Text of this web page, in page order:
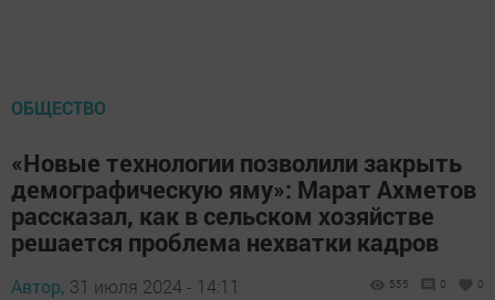
ОБЩЕСТВО
«Новые технологии позволили закрыть
демографическую яму»: Марат Ахметов
рассказал, как в сельском хозяйстве
решается проблема нехватки кадров
Автор, 31 июля 2024 - 14:11 555 0 0